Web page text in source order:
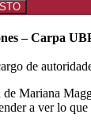
– Carpa
de
Mariana
a ver lo